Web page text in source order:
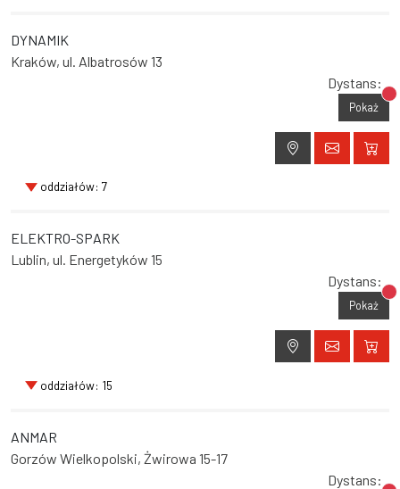
DYNAMIK
Kraków, ul. Albatrosów 13
Dystans:
Pokaż
oddziałów: 7
ELEKTRO-SPARK
Lublin, ul. Energetyków 15
Dystans:
Pokaż
oddziałów: 15
ANMAR
Gorzów Wielkopolski, Żwirowa 15-17
Dystans: